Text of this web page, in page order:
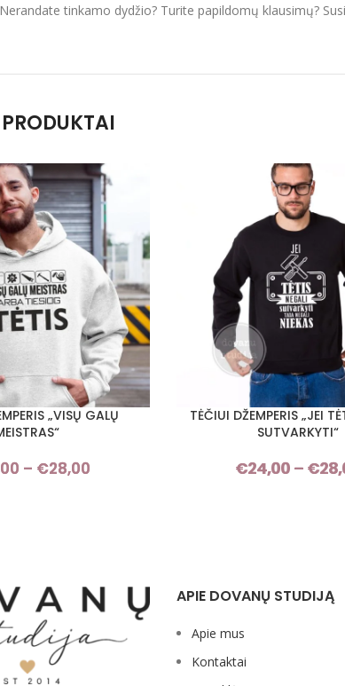
tinkamo dydžio? Turite papildomų klausimų?
„VISŲ GALŲ
– €28,00
PASIRINKTI SAVYBES
TĖČIUI DŽEMPERIS „JEI
SUTVARKYTI“
€24,00 – €
APIE DOVANŲ STUDIJĄ
Apie mus
Kontaktai